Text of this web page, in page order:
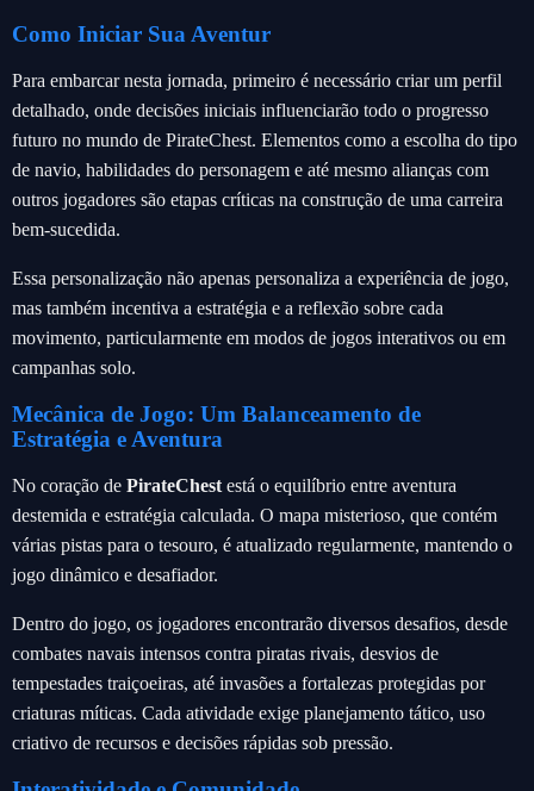
Como Iniciar Sua Aventur
Para embarcar nesta jornada, primeiro é necessário criar um perfil
detalhado, onde decisões iniciais influenciarão todo o progresso
futuro no mundo de PirateChest. Elementos como a escolha do tipo
de navio, habilidades do personagem e até mesmo alianças com
outros jogadores são etapas críticas na construção de uma carreira
bem-sucedida.
Essa personalização não apenas personaliza a experiência de jogo,
mas também incentiva a estratégia e a reflexão sobre cada
movimento, particularmente em modos de jogos interativos ou em
campanhas solo.
Mecânica de Jogo: Um Balanceamento de
Estratégia e Aventura
No coração de PirateChest está o equilíbrio entre aventura
destemida e estratégia calculada. O mapa misterioso, que contém
várias pistas para o tesouro, é atualizado regularmente, mantendo o
jogo dinâmico e desafiador.
Dentro do jogo, os jogadores encontrarão diversos desafios, desde
combates navais intensos contra piratas rivais, desvios de
tempestades traiçoeiras, até invasões a fortalezas protegidas por
criaturas míticas. Cada atividade exige planejamento tático, uso
criativo de recursos e decisões rápidas sob pressão.